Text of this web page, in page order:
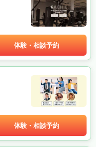
体験・相談予約
体験・相談予約